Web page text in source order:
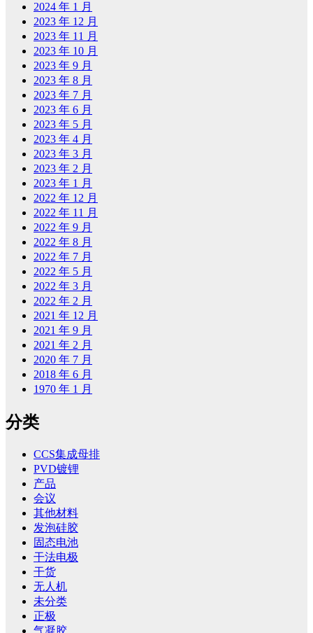
2024 年 1 月
2023 年 12 月
2023 年 11 月
2023 年 10 月
2023 年 9 月
2023 年 8 月
2023 年 7 月
2023 年 6 月
2023 年 5 月
2023 年 4 月
2023 年 3 月
2023 年 2 月
2023 年 1 月
2022 年 12 月
2022 年 11 月
2022 年 9 月
2022 年 8 月
2022 年 7 月
2022 年 5 月
2022 年 3 月
2022 年 2 月
2021 年 12 月
2021 年 9 月
2021 年 2 月
2020 年 7 月
2018 年 6 月
1970 年 1 月
分类
CCS集成母排
PVD镀锂
产品
会议
其他材料
发泡硅胶
固态电池
干法电极
干货
无人机
未分类
正极
气凝胶